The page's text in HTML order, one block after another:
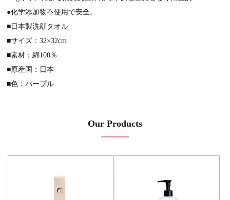
●化学添加物不使用で安全。
■日本製洗顔タオル
■サイズ：32×32cm
■素材：綿100％
■原産国：日本
■色：パープル
Our Products